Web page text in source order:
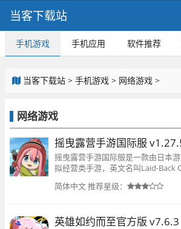
当客下载站
手机游戏 手机应用 软件推荐
当客下载站 > 手机游戏 > 网络游戏 >
网络游戏
摇曳露营手游国际服
摇曳露营手游国际服是一款由日本
拟经营类手游，英文名叫Laid-Back
的游客，赚取金
简体中文推荐星级：
英雄如约而至官方版 v7.6.3